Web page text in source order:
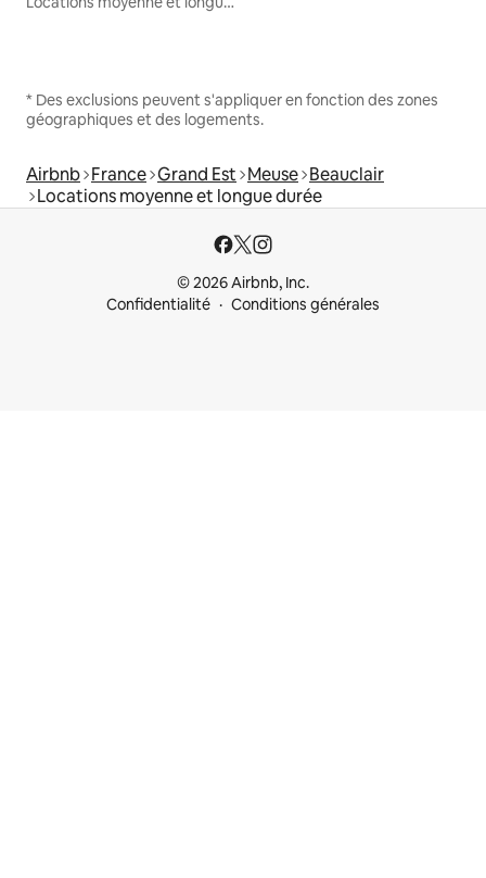
* Des exclusions peuvent s'appliquer en fonction des zones
géographiques et des logements.
Airbnb France Grand Est Meuse Beauclair
Locations moyenne et longue durée
© 2026 Airbnb, Inc.
Confidentialité
Conditions générales